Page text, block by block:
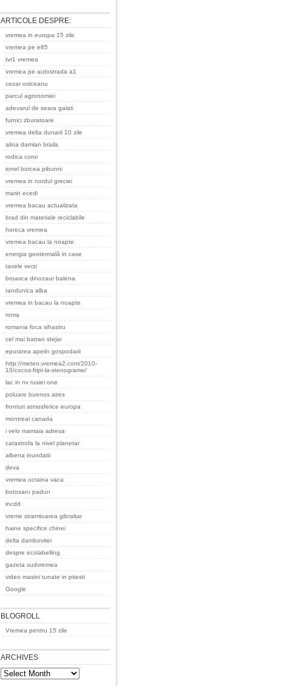
ARTICOLE DESPRE:
vremea in europa 15 zile
vremea pe e85
tvr1 vremea
vremea pe autostrada a1
cezar osiceanu
parcul agronomiei
adevarul de seara galati
furnici zburatoare
vremea delta dunarii 10 zile
alina damian braila
rodica coroi
ionel borcea pibunni
vremea in nordul greciei
marin ecedi
vremea bacau actualizata
brad din materiale reciclabile
horeca vremea
vremea bacau la noapte
energia geotermală in case
taxele verzi
broasca dinozaur balena
randunica alba
vremea in bacau la noapte
roma
romania foca sihastru
cel mai batran stejar
epurarea apeiin gospodarii
http://meteo.vremea2.com/2010-
10/cocos-fript-la-stenograme/
lac in nv rusiei one
poluare buenos aires
fronturi atmosferice europa
montreal canada
i velo mamaia adresa
catastrofa la nivel planetar
albena inundatii
deva
vremea ucraina vaca
botosanı padurı
incdd
vreme stramtoarea gibraltar
haine specifice chinei
delta dambovitei
despre ecolabelling
gazeta sudvremea
video masini tunate in pitesti
Google
BLOGROLL
Vremea pentru 15 zile
ARCHIVES
Archives